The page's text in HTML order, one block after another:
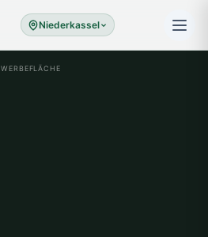
Niederkassel
WERBEFLÄCHE